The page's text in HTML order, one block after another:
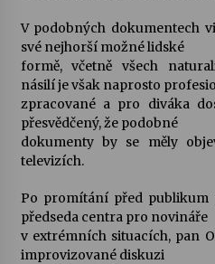
V podobných dokumentech
své nejhorší možné lidské
formě, včetně všech
násilí je však naprosto
zpracované a pro diváka
přesvědčený, že podobné
dokumenty by se měly
televizích.
Po promítání před publikum
předseda centra pro novináře
v extrémních situacích, pan
improvizované diskuzi